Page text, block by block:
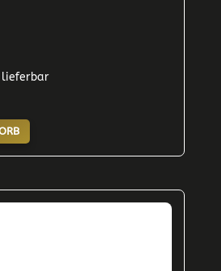
lieferbar